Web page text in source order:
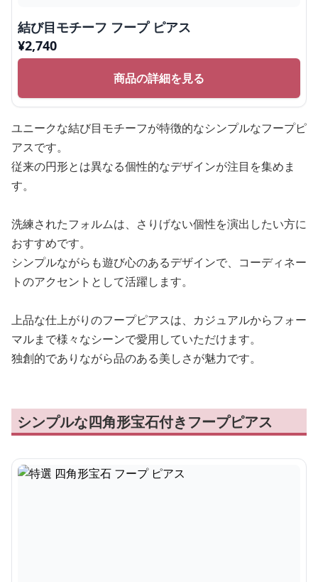
結び目モチーフ フープ ピアス
¥2,740
商品の詳細を見る
ユニークな結び目モチーフが特徴的なシンプルなフープピ
アスです。
従来の円形とは異なる個性的なデザインが注目を集めま
す。
洗練されたフォルムは、さりげない個性を演出したい方に
おすすめです。
シンプルながらも遊び心のあるデザインで、コーディネー
トのアクセントとして活躍します。
上品な仕上がりのフープピアスは、カジュアルからフォー
マルまで様々なシーンで愛用していただけます。
独創的でありながら品のある美しさが魅力です。
シンプルな四角形宝石付きフープピアス